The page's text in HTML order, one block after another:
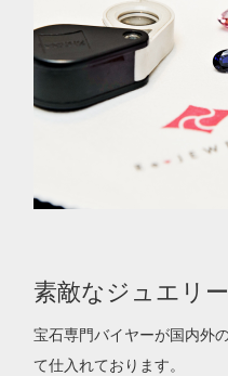
素敵なジュエリ
宝石専門バイヤーが国内外
て仕入れております。